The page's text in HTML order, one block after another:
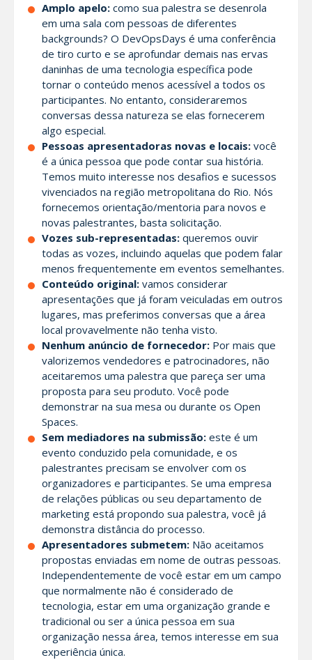
Amplo apelo: como sua palestra se desenrola
em uma sala com pessoas de diferentes
backgrounds? O DevOpsDays é uma conferência
de tiro curto e se aprofundar demais nas ervas
daninhas de uma tecnologia específica pode
tornar o conteúdo menos acessível a todos os
participantes. No entanto, consideraremos
conversas dessa natureza se elas fornecerem
algo especial.
Pessoas apresentadoras novas e locais: você
é a única pessoa que pode contar sua história.
Temos muito interesse nos desafios e sucessos
vivenciados na região metropolitana do Rio. Nós
fornecemos orientação/mentoria para novos e
novas palestrantes, basta solicitação.
Vozes sub-representadas: queremos ouvir
todas as vozes, incluindo aquelas que podem falar
menos frequentemente em eventos semelhantes.
Conteúdo original: vamos considerar
apresentações que já foram veiculadas em outros
lugares, mas preferimos conversas que a área
local provavelmente não tenha visto.
Nenhum anúncio de fornecedor: Por mais que
valorizemos vendedores e patrocinadores, não
aceitaremos uma palestra que pareça ser uma
proposta para seu produto. Você pode
demonstrar na sua mesa ou durante os Open
Spaces.
Sem mediadores na submissão: este é um
evento conduzido pela comunidade, e os
palestrantes precisam se envolver com os
organizadores e participantes. Se uma empresa
de relações públicas ou seu departamento de
marketing está propondo sua palestra, você já
demonstra distância do processo.
Apresentadores submetem: Não aceitamos
propostas enviadas em nome de outras pessoas.
Independentemente de você estar em um campo
que normalmente não é considerado de
tecnologia, estar em uma organização grande e
tradicional ou ser a única pessoa em sua
organização nessa área, temos interesse em sua
experiência única.